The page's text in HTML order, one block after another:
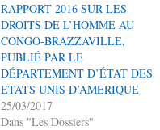
RAPPORT 2016 SUR LES
DROITS DE L’HOMME AU
CONGO-BRAZZAVILLE,
PUBLIÉ PAR LE
DÉPARTEMENT D’ÉTAT DES
ETATS UNIS D’AMERIQUE
25/03/2017
Dans "Les Dossiers"